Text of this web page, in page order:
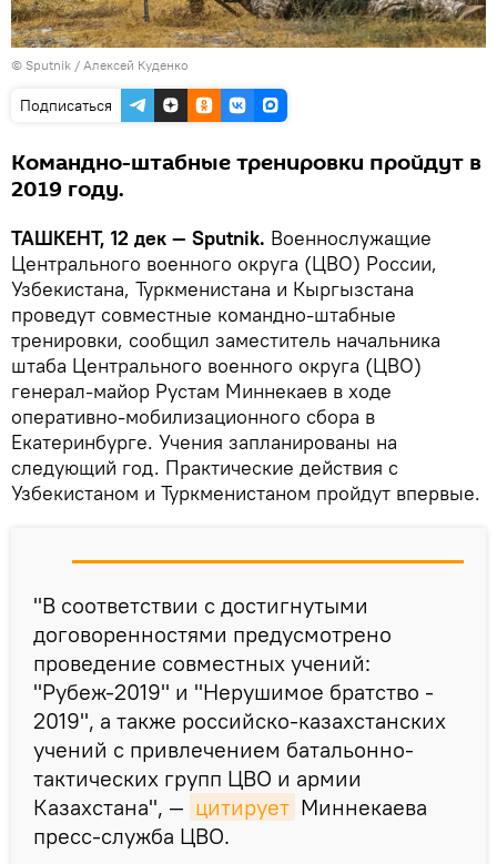
© Sputnik / Алексей Куденко
Подписаться
Командно-штабные тренировки пройдут в
2019 году.
ТАШКЕНТ, 12 дек — Sputnik. Военнослужащие
Центрального военного округа (ЦВО) России,
Узбекистана, Туркменистана и Кыргызстана
проведут совместные командно-штабные
тренировки, сообщил заместитель начальника
штаба Центрального военного округа (ЦВО)
генерал-майор Рустам Миннекаев в ходе
оперативно-мобилизационного сбора в
Екатеринбурге. Учения запланированы на
следующий год. Практические действия с
Узбекистаном и Туркменистаном пройдут впервые.
"В соответствии с достигнутыми
договоренностями предусмотрено
проведение совместных учений:
"Рубеж-2019" и "Нерушимое братство -
2019", а также российско-казахстанских
учений с привлечением батальонно-
тактических групп ЦВО и армии
Казахстана", — цитирует Миннекаева
пресс-служба ЦВО.